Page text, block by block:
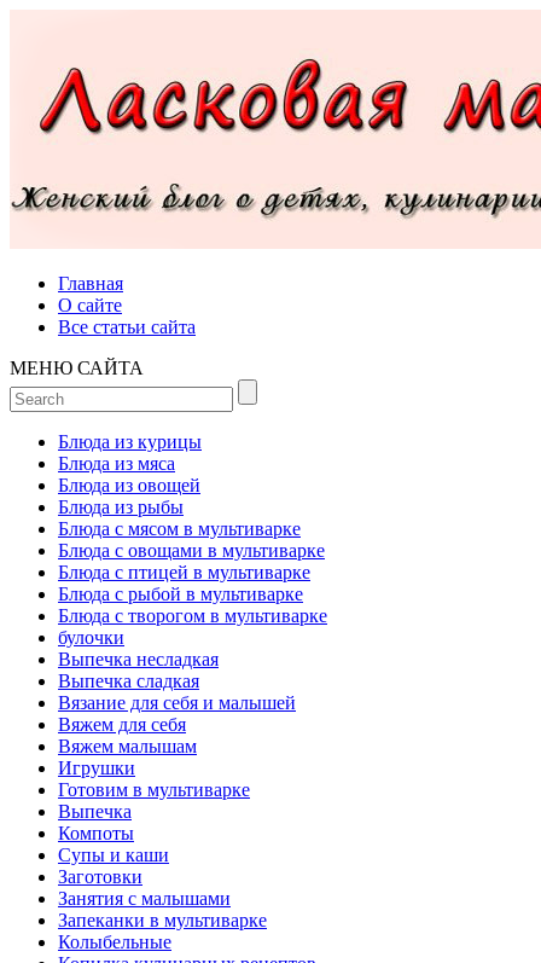
Главная
О сайте
Все статьи сайта
МЕНЮ САЙТА
Блюда из курицы
Блюда из мяса
Блюда из овощей
Блюда из рыбы
Блюда с мясом в мультиварке
Блюда с овощами в мультиварке
Блюда с птицей в мультиварке
Блюда с рыбой в мультиварке
Блюда с творогом в мультиварке
булочки
Выпечка несладкая
Выпечка сладкая
Вязание для себя и малышей
Вяжем для себя
Вяжем малышам
Игрушки
Готовим в мультиварке
Выпечка
Компоты
Супы и каши
Заготовки
Занятия с малышами
Запеканки в мультиварке
Колыбельные